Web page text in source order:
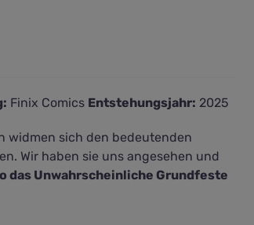
Finix Comics Entstehungsjahr: 2025
widmen sich den bedeutenden
Wir haben sie uns angesehen und
das Unwahrscheinliche Grundfeste